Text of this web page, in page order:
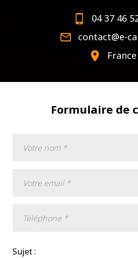
04 37 46
contact@e-
France
Formulaire de
Sujet :